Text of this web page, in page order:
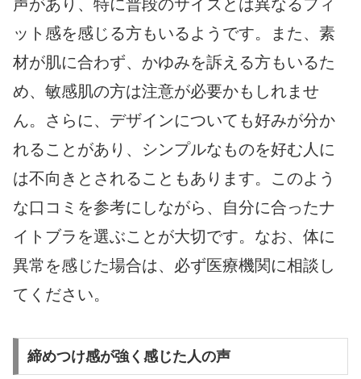
声があり、特に普段のサイズとは異なるフィ
ット感を感じる方もいるようです。また、素
材が肌に合わず、かゆみを訴える方もいるた
め、敏感肌の方は注意が必要かもしれませ
ん。さらに、デザインについても好みが分か
れることがあり、シンプルなものを好む人に
は不向きとされることもあります。このよう
な口コミを参考にしながら、自分に合ったナ
イトブラを選ぶことが大切です。なお、体に
異常を感じた場合は、必ず医療機関に相談し
てください。
締めつけ感が強く感じた人の声